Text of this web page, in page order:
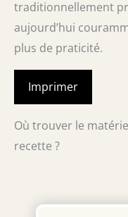
traditionnellement
aujourd’hui
plus de praticité.
Imprimer
Où trouver le
recette ?